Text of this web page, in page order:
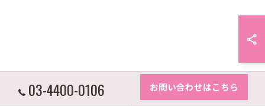
03-4400-0106 お問い合わせはこちら